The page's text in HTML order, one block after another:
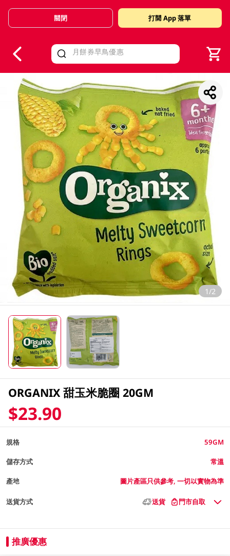
Valid Until 30 June 2026
關閉 打開 App 落單
1/2
ORGANIX 甜玉米脆圈 20GM
$23.90
規格 59GM
儲存方式 常溫
產地 圖片產區只供參考, 一切以實物為準
送貨方式 送貨 門市自取
推廣優惠